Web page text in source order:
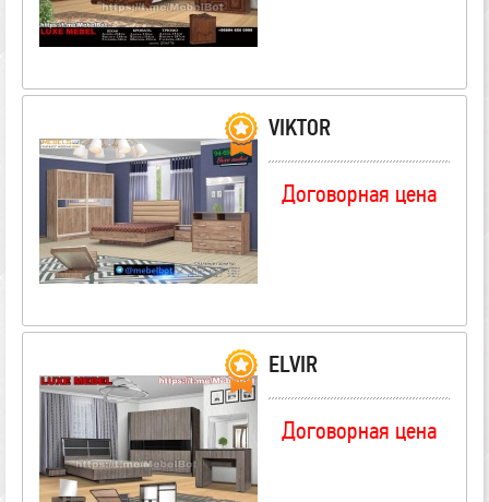
VIKTOR
Договорная цена
ELVIR
Договорная цена